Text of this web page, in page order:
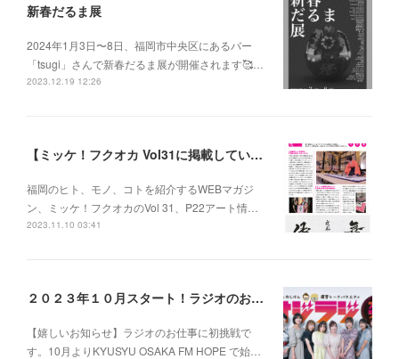
新春だるま展
2024年1月3日〜8日、福岡市中央区にあるバー
「tsugi」さんで新春だるま展が開催されます🥰…
2023.12.19 12:26
【ミッケ！フクオカ Vol31に掲載していただきました】
福岡のヒト、モノ、コトを紹介するWEBマガジ
ン、ミッケ！フクオカのVol 31、P22アート情…
2023.11.10 03:41
２０２３年１０月スタート！ラジオのお仕事に挑戦します！
【嬉しいお知らせ】ラジオのお仕事に初挑戦で
す。10月よりKYUSYU OSAKA FM HOPE で始…